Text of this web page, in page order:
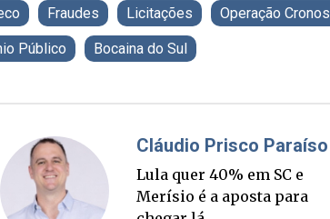
Fraudes Licitações Operação Cronos
Público Bocaina do Sul
Fabiano Bordignon
Ponte Anita Garibaldi virou
palanque eleitoral